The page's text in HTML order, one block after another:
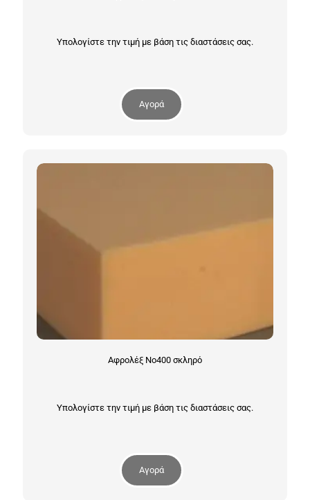
Υπολογίστε την τιμή με βάση τις διαστάσεις σας.
Αγορά
Αφρολέξ Νο400 σκληρό
Υπολογίστε την τιμή με βάση τις διαστάσεις σας.
Αγορά